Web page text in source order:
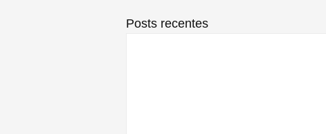
Posts recentes